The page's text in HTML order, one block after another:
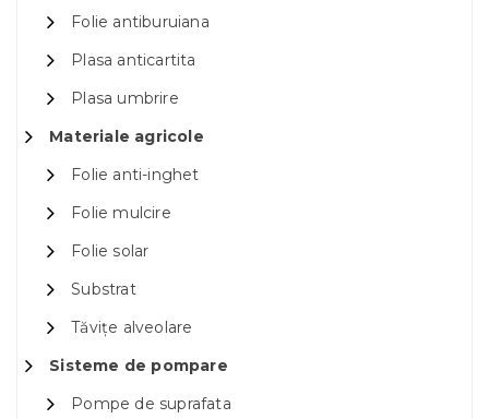
Folie antiburuiana
Plasa anticartita
Plasa umbrire
Materiale agricole
Folie anti-inghet
Folie mulcire
Folie solar
Substrat
Tăvițe alveolare
Sisteme de pompare
Pompe de suprafata